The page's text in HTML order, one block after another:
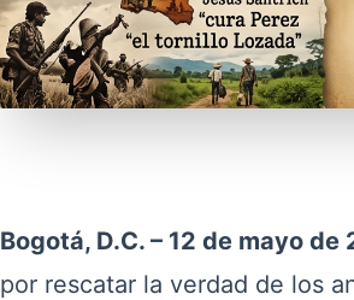
Bogotá, D.C. – 12 de mayo de
por rescatar la verdad de los